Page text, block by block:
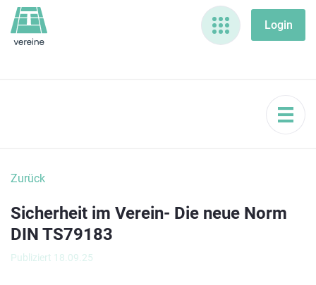
Zurück
Sicherheit im Verein- Die neue Norm
DIN TS79183
Publiziert 18.09.25